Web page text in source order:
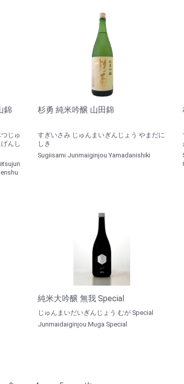
錦
じゅ
んし
杉勇 純米吟醸 山田錦
すぎいさみ じゅんまいぎんじょう やまだに
しき
Sugiisami Junmaiginjou Yamadanishiki
純米大吟醸 無我 Special
じゅんまいだいぎんじょう むが Special
Junmaidaiginjou Muga Special